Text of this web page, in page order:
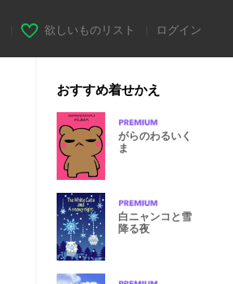
欲しいものリスト ログイン
おすすめ着せかえ
がらのわるいく
ま
白ニャンコと雪
降る夜